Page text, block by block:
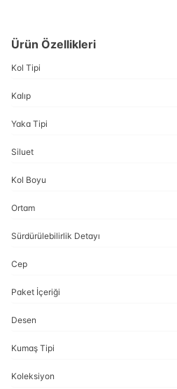
Ürün Özellikleri
Kol Tipi
Kalıp
Yaka Tipi
Siluet
Kol Boyu
Ortam
Sürdürülebilirlik Detayı
Cep
Paket İçeriği
Desen
Kumaş Tipi
Koleksiyon